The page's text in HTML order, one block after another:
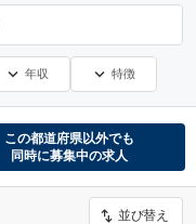
年収 特徴
この都道府県以外でも
同時に募集中の求人
並び替え